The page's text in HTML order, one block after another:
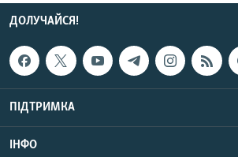
ДОЛУЧАЙСЯ!
ПІДТРИМКА
ІНФО